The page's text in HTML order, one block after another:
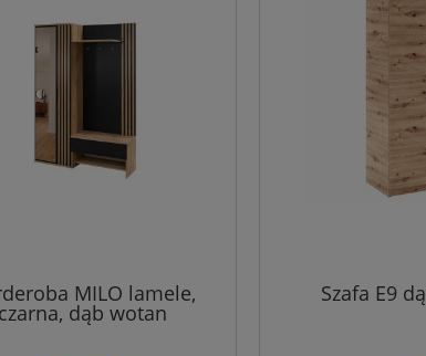
MILO lamele,
dąb wotan
Szafa E9